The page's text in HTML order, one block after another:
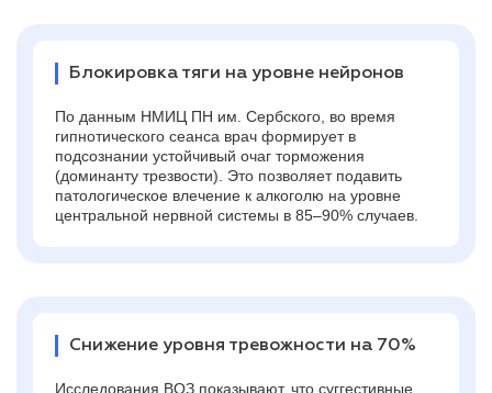
Блокировка тяги на уровне нейронов
По данным НМИЦ ПН им. Сербского, во время
гипнотического сеанса врач формирует в
подсознании устойчивый очаг торможения
(доминанту трезвости). Это позволяет подавить
патологическое влечение к алкоголю на уровне
центральной нервной системы в 85–90% случаев.
Снижение уровня тревожности на 70%
Исследования ВОЗ показывают, что суггестивные